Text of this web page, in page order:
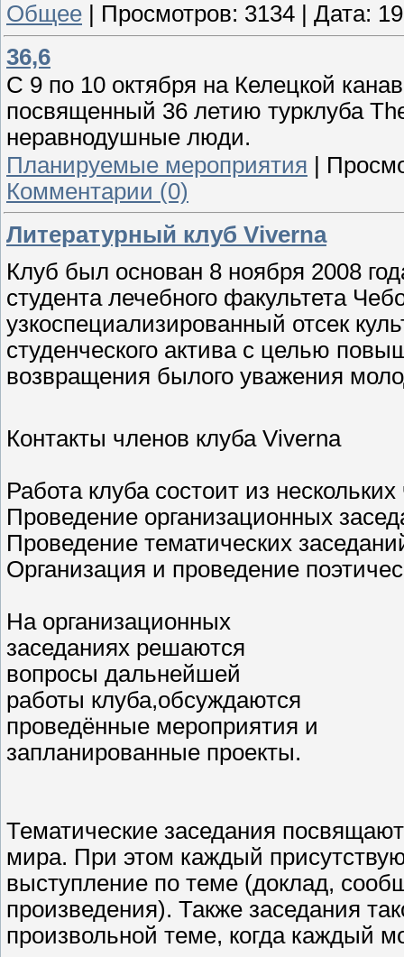
Общее
Просмотров: 3134 Дата:
36,6
С 9 по 10 октября на Келецкой
посвященный 36 летию турклуба
неравнодушные люди.
Планируемые мероприятия
Комментарии (0)
Литературный клуб Viverna
Клуб был основан 8 ноября 2008
студента лечебного факультета
узкоспециализированный отсек
студенческого актива с целью
возвращения былого уважения
Контакты членов клуба Viverna
Работа клуба состоит из нескольких
Проведение организационных
Проведение тематических
Организация и проведение
На организационных
заседаниях решаются
вопросы дальнейшей
работы клуба,обсуждаются
проведённые мероприятия и
запланированные проекты.
Тематические заседания
мира. При этом каждый
выступление по теме (доклад,
произведения). Также заседания
произвольной теме, когда каждый